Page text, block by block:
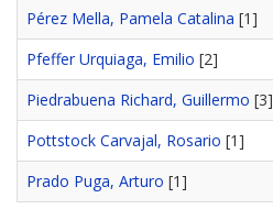
Pérez Mella, Pamela Catalina [1]
Pfeffer Urquiaga, Emilio [2]
Piedrabuena Richard, Guillermo [3]
Pottstock Carvajal, Rosario [1]
Prado Puga, Arturo [1]